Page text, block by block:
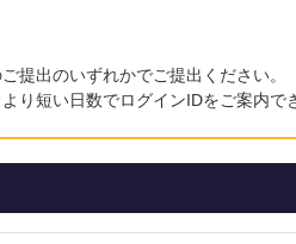
提出のいずれかでご提出ください。
り短い日数でログインIDをご案内で